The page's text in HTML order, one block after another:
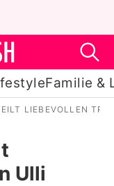
Familie &
LIEBEVOLLEN
Ulli